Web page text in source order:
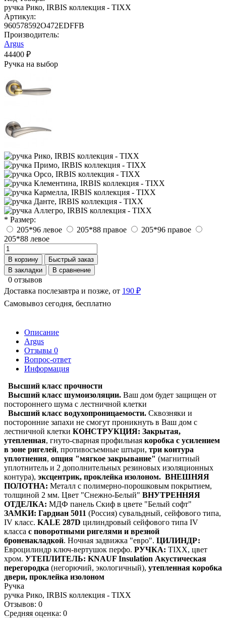
ручка Рико, IRBIS коллекция - TIXX
Артикул:
960578592O472EDFFB
Производитель:
Argus
44400 ₽
Ручка на выбор
* Размер:
205*96 левое
205*88 правое
205*96 правое
205*88 левое
В корзину
Быстрый заказ
В закладки
В сравнение
0 отзывов
Доставка послезавтра и позже, от 190 ₽
Самовывоз сегодня, бесплатно
Описание
Argus
Отзывы 0
Вопрос-ответ
Информация
Высший класс прочности
Высший класс шумоизоляции. Ваш дом будет защищен от
постороннего шума с лестничной клетки
Высший класс водухопроницаемости. Сквозняки и
посторонние запахи не смогут проникнуть в Ваш дом с
лестничной клетки КОНСТРУКЦИЯ: Закрытая,
утепленная, гнуто-сварная профильная коробка с усилением
в зоне ригелей, противосъемные штыри, три контура
уплотнения, опция "мягкое закрывание" (магнитный
уплотнитель и 2 дополнительных резиновых изоляционных
контура), эксцентрик, проклейка изолоном. ВНЕШНЯЯ
ПОЛОТНА: Металл с полимерно-порошковым покрытием,
толщиной 2 мм. Цвет "Снежно-Белый" ВНУТРЕННЯЯ
ОТДЕЛКА: МДФ панель Скиф в цвете "Белый софт"
ЗАМКИ: Гардиан 5011 (Россия) сувальдный, сейфового типа,
IV класс. KALE 287D цилиндровый сейфового типа IV
класса с поворотными ригелями и врезной
броненакладкой. Ночная задвижка "евро". ЦИЛИНДР:
Евроцилиндр ключ-вертушок перфо. РУЧКА: TIXX, цвет
хром. УТЕПЛИТЕЛЬ: KNAUF Insulation Акустическая
перегородка (негорючий, экологичный), утепленная коробка
двери, проклейка изолоном
Ручка
ручка Рико, IRBIS коллекция - TIXX
Отзывов: 0
Средняя оценка: 0